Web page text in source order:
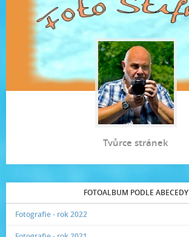
Tvůrce stránek
FOTOALBUM PODLE ABECEDY
Fotografie - rok 2022